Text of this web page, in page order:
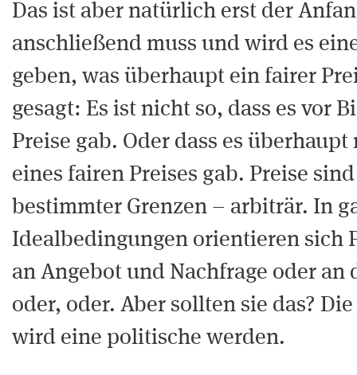
Das ist aber natürlich erst der
anschließend muss und wird es
geben, was überhaupt ein fairer
gesagt: Es ist nicht so, dass es vor
Preise gab. Oder dass es
eines fairen Preises gab. Preise
bestimmter Grenzen – arbiträr. In
Idealbedingungen orientieren sich
an Angebot und Nachfrage oder an
oder, oder. Aber sollten sie das? Die
wird eine politische werden.